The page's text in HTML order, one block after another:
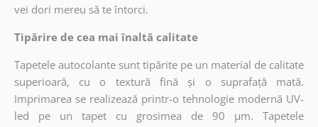
vei dori mereu să te întorci.
Tipărire de cea mai înaltă calitate
Tapetele autocolante sunt tipărite pe un material de calitate
superioară, cu o textură fină și o suprafață mată.
Imprimarea se realizează printr-o tehnologie modernă UV-
led pe un tapet cu grosimea de 90 µm. Tapetele